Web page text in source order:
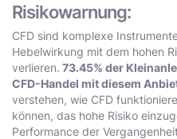
Risikowarnung:
CFD sind komplexe
Hebelwirkung mit dem hohen
verlieren. 73.45% der
CFD-Handel mit diesem
verstehen, wie CFD
können, das hohe Risiko
Performance der